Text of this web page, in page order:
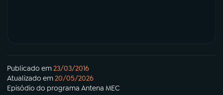
Publicado em23/03/2016
Atualizado em20/05/2026
Episódio do programa Antena MEC